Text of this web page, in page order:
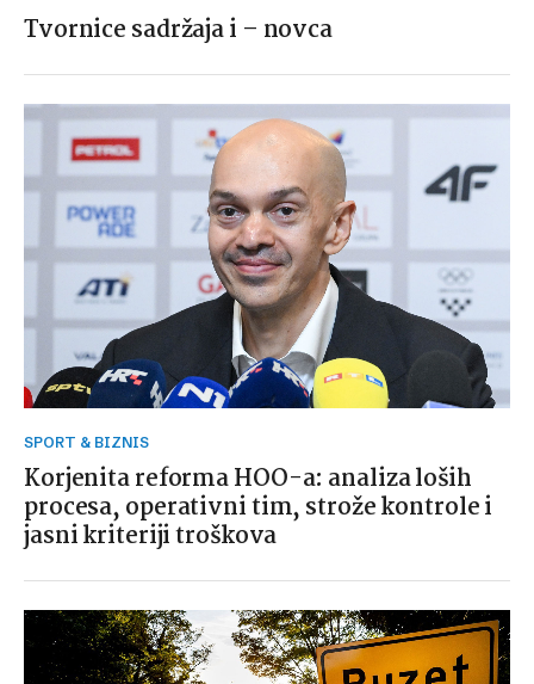
Tvornice sadržaja i – novca
SPORT & BIZNIS
Korjenita reforma HOO-a: analiza loših
procesa, operativni tim, strože kontrole i
jasni kriteriji troškova